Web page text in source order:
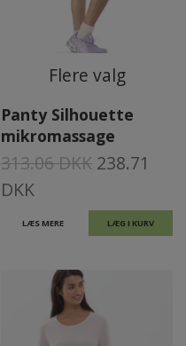
Flere valg
Panty Silhouette
mikromassage
313.06 DKK 238.71
DKK
LÆS MERE LÆG I KURV